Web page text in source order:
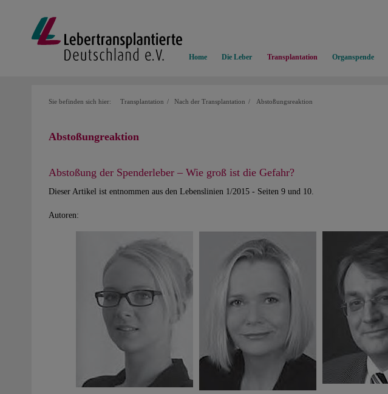
Home Die Leber Transplantation Organspende
Sie befinden sich hier: Transplantation Nach der Transplantation Abstoßungsreaktion
Abstoßungreaktion
Abstoßung der Spenderleber – Wie groß ist die Gefahr?
Dieser Artikel ist entnommen aus den Lebenslinien 1/2015 - Seiten 9 und 10.
Autoren: